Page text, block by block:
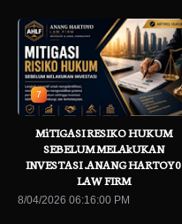
7
MiTIGASI RESIKO HUKUM
SEBELUM MELAkUKAN
INVESTASI .ANANG HARTOY0
LAW FIRM
8/04/2026 06:16:00 PM